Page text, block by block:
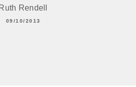
Ruth Rendell
09/10/2013